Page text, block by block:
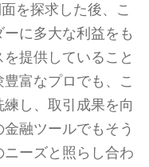
を探求した後、こ
に多大な利益をも
提供していること
富なプロでも、こ
練し、取引成果を向
金融ツールでもそう
ーズと照らし合わ